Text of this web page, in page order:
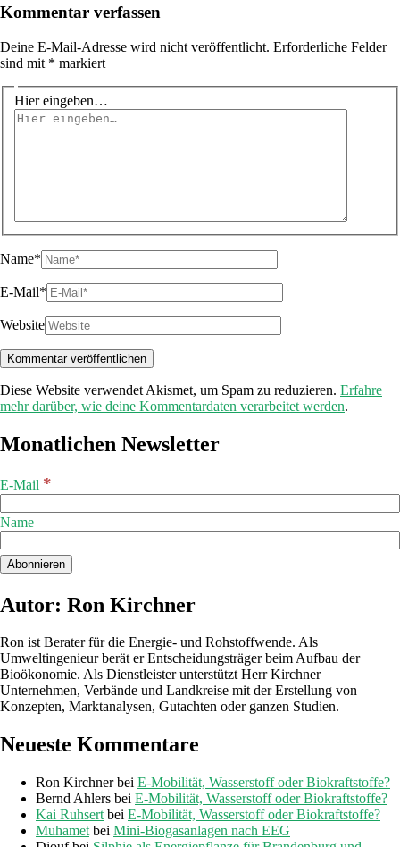
Kommentar verfassen
Deine E-Mail-Adresse wird nicht veröffentlicht. Erforderliche Felder
sind mit * markiert
Hier eingeben…
Name*
E-Mail*
Website
Diese Website verwendet Akismet, um Spam zu reduzieren. Erfahre
mehr darüber, wie deine Kommentardaten verarbeitet werden.
Monatlichen Newsletter
E-Mail *
Name
Autor: Ron Kirchner
Ron ist Berater für die Energie- und Rohstoffwende. Als
Umweltingenieur berät er Entscheidungsträger beim Aufbau der
Bioökonomie. Als Dienstleister unterstützt Herr Kirchner
Unternehmen, Verbände und Landkreise mit der Erstellung von
Konzepten, Marktanalysen, Gutachten oder ganzen Studien.
Neueste Kommentare
Ron Kirchnerbei E-Mobilität, Wasserstoff oder Biokraftstoffe?
Bernd Ahlers bei E-Mobilität, Wasserstoff oder Biokraftstoffe?
Kai Ruhsert bei E-Mobilität, Wasserstoff oder Biokraftstoffe?
Muhamet bei Mini-Biogasanlagen nach EEG